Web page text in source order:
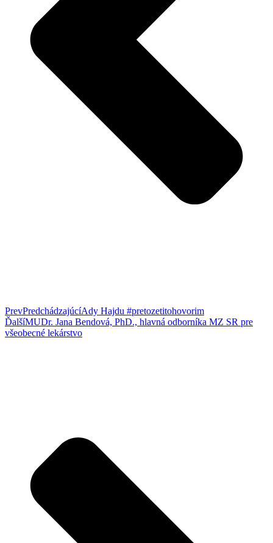
PrevPredchádzajúcíAdy Hajdu #pretozetitohovorim
ĎalšíMUDr. Jana Bendová, PhD., hlavná odborníka MZ SR pre
všeobecné lekárstvo